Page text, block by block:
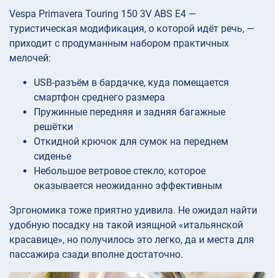
Vespa Primavera Touring 150 3V ABS E4 —
туристическая модификация, о которой идёт речь, —
приходит с продуманным набором практичных
мелочей:
USB-разъём в бардачке, куда помещается
смартфон среднего размера
Пружинные передняя и задняя багажные
решётки
Откидной крючок для сумок на переднем
сиденье
Небольшое ветровое стекло, которое
оказывается неожиданно эффективным
Эргономика тоже приятно удивила. Не ожидал найти
удобную посадку на такой изящной «итальянской
красавице», но получилось это легко, да и места для
пассажира сзади вполне достаточно.